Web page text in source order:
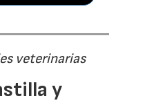
veterinarias
y